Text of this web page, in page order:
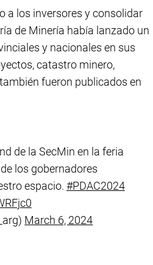
a los inversores y consolidar
de Minería había lanzado un
y nacionales en sus
catastro minero,
fueron publicados en
de la SecMin en la feria
los gobernadores
espacio. #PDAC2024
March 6, 2024